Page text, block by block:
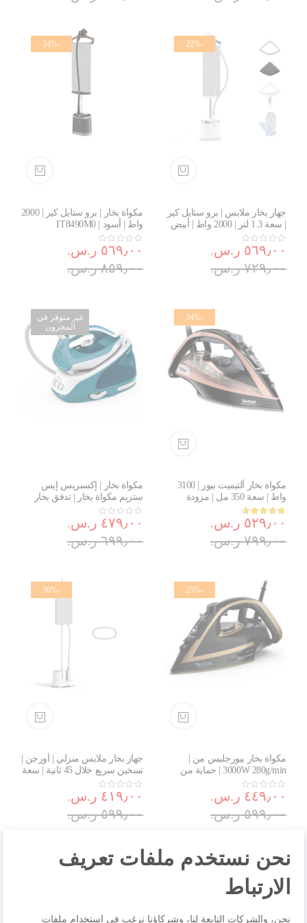
-22%
جهاز بخار ملابس | برو ستايل كير
| سعة 1.3 لتر | 2000 واط | أبيض
وفضي | IT8470M0
٥٦٩٫٠٠ ر.س.‏
٧٢٩٫٠٠ ر.س.‏
-34%
مكواة بخار | برو ستايل كير | 2000
واط | أسود | IT8490M0
٥٦٩٫٠٠ ر.س.‏
٨٥٩٫٠٠ ر.س.‏
-34%
مكواة بخار ألتيميت بيور | 3100
واط | سعة 350 مل | مزودة
بنظام إزالة الكلس | تقنية
اللاصقة | FV9845M0
التقييم:
93%
٥٢٩٫٠٠ ر.س.‏
٧٩٩٫٠٠ ر.س.‏
غير متوفر في
المخزون
مكواة بخار | إكسبريس إيس
ستريم مكواة بخار | تدفق بخار
1.7 لتر | 50/60 هرتز | SV6131G0
٤٧٩٫٠٠ ر.س.‏
٦٩٩٫٠٠ ر.س.‏
-25%
مكواة بخار بيورجليس من |
3000W 280g/min | حماية من
البقع | انزلاق استثنائي | إيقاف
التشغيل الآلي لتعزيز الأمان |
FV8064G0
٤٤٩٫٠٠ ر.س.‏
٥٩٩٫٠٠ ر.س.‏
-30%
جهاز بخار ملابس منزلي | أورجن |
تسخين سريع خلال 45 ثانية | سعة
1.4 لتر | 2000 واط | IT3260G0
٤١٩٫٠٠ ر.س.‏
٥٩٩٫٠٠ ر.س.‏
نحن نستخدم ملفات تعريف
الارتباط
نحن، والشركات التابعة لنا، وشركاؤنا نرغب في استخدام ملفات